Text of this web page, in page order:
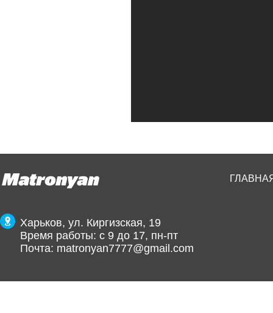
Харьков, ул. Киргизская, 19
Время работы: с 9 до 17, пн-пт
Почта: matronyan7777@gmail.com